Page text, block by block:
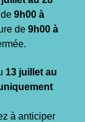
9h00 à
de 9h00 à
13 juillet au
à anticiper